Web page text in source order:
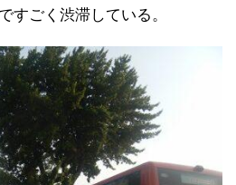
すごく渋滞している。